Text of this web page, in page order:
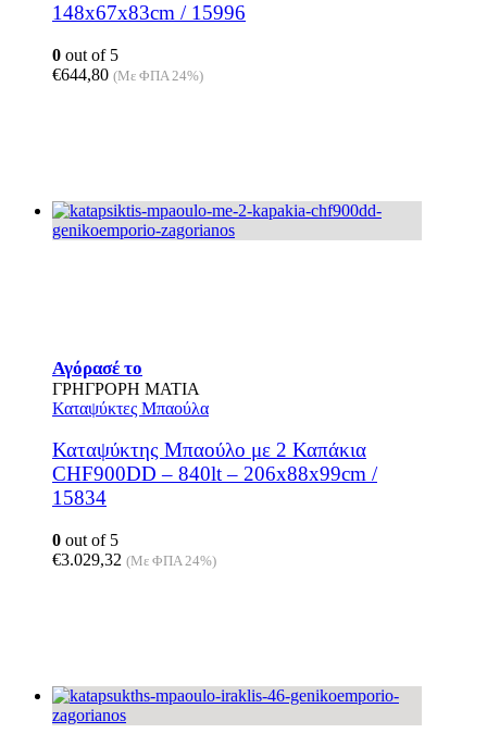
148x67x83cm / 15996
0 out of 5
€644,80 (Με ΦΠΑ 24%)
Αγόρασέ το
ΓΡΗΓΡΟΡΗ ΜΑΤΙΑ
Καταψύκτες Μπαούλα
Καταψύκτης Μπαούλο με 2 Καπάκια
CHF900DD – 840lt – 206x88x99cm /
15834
0 out of 5
€3.029,32 (Με ΦΠΑ 24%)